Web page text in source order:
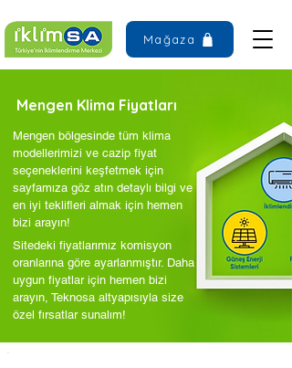
Mağaza
Mengen Klima Fiyatları
Mengen bölgesinde tüm klima
modellerimizi ve cazip fiyat
seçeneklerini keşfetmek için
sayfamıza göz atın detaylı bilgi ve
en iyi teklifleri almak için hemen
bizi arayın!
Sitedeki fiyatlarımız komisyon
oranlarına göre ayarlanmıştır. Daha
uygun fiyatlar için hemen bizi
arayın, Teknosa altyapısıyla size
özel fırsatlar sunalım!